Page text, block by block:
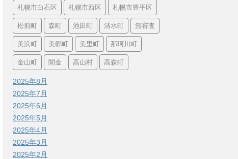
札幌市白石区 札幌市西区 札幌市豊平区
松前町 森町 池田町 清水町 無審査
美浜町 美郷町 美里町 那珂川町
金山町 闇金 高山村 高森町
2025年8月
2025年7月
2025年6月
2025年5月
2025年4月
2025年3月
2025年2月